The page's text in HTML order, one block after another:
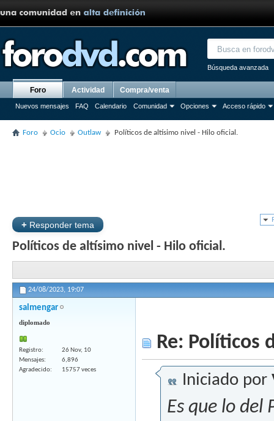
Búsqueda avanzada
Foro
Nuevos mensajes FAQ Calendario Comunidad Opciones Acceso rápido
Actividad Compra/venta
Foro Ocio Outlaw Políticos de altísimo nivel - Hilo oficial.
+ Responder tema
Políticos de altísimo nivel - Hilo oficial.
24/08/2023, 19:07
salmengar
diplomado
Registro
26 Nov, 10
Mensajes
6,896
Agradecido
15757 veces
Re: Políticos
Iniciado por
Es que lo del